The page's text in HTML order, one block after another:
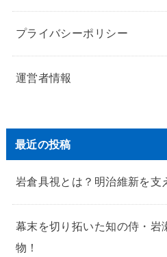
プライバシーポリシー
運営者情報
最近の投稿
岩倉具視とは？明治維新を支
幕末を切り拓いた知の侍・岩
物！